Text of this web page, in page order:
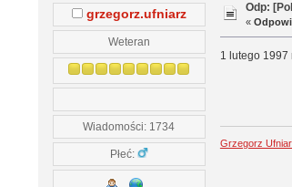
grzegorz.ufniarz
Weteran
Wiadomości: 1734
Płeć:
Odp:
«
1 lutego 1997
Grzegorz